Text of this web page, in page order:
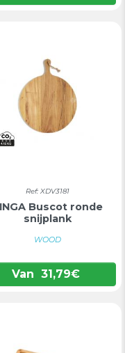
Ref: XDV3181
Buscot ronde
snijplank
WOOD
Van 31,79€